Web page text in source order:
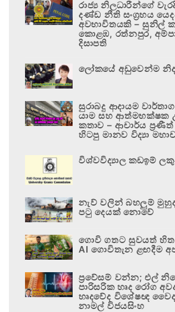
රාජ්‍ය නිලධාරීන්ගේ
දණ්ඩ නීති සංග්‍රහය
අවභාවිතයකි – සුනිල්
කොළඹ, රත්නපුර,
දිසාපති
ලෝකයේ අඩුවෙන්ම
සුරාබදු ආදායම
යාම සහ ආත්මභක්ෂක
කතාව – ආචාර්ය
හිටපු මානව විද්‍යා
විශ්වවිද්‍යාල කඩඉම්
නැව් වලින් බහලුම්
පටු දෙයක් නොවේ
ගොවි ගතට සුවයත්
AI ගොවිතැන ළඟදීම
ප්‍රවේසම් වන්න; එල්
පාරිසරික හෘද රෝග
හෘදවේද විශේෂඥ
නාමල් විජයසිංහ